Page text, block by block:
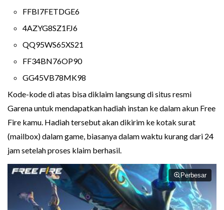
FFBI7FETDGE6
4AZYG8SZ1FJ6
QQ95WS65XS21
FF34BN76OP90
GG45VB78MK98
Kode-kode di atas bisa diklaim langsung di situs resmi
Garena untuk mendapatkan hadiah instan ke dalam akun Free
Fire kamu. Hadiah tersebut akan dikirim ke kotak surat
(mailbox) dalam game, biasanya dalam waktu kurang dari 24
jam setelah proses klaim berhasil.
Perbesar